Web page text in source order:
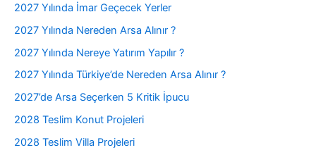
2027 Yılında İmar Geçecek Yerler
2027 Yılında Nereden Arsa Alınır ?
2027 Yılında Nereye Yatırım Yapılır ?
2027 Yılında Türkiye’de Nereden Arsa Alınır ?
2027’de Arsa Seçerken 5 Kritik İpucu
2028 Teslim Konut Projeleri
2028 Teslim Villa Projeleri